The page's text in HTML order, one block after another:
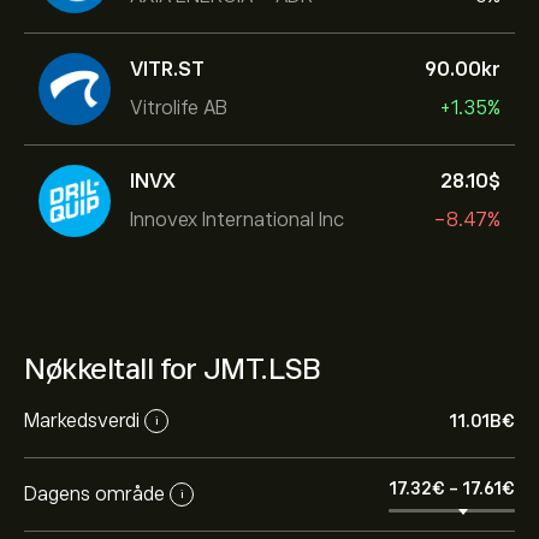
VITR.ST
Vitrolife AB
90.00‎kr‎
+1.35%
INVX
Innovex International Inc
28.10‎$‎
-8.47%
Nøkkeltall for JMT.LSB
Markedsverdi i 11.01B‎€‎
Dagens område i 17.32‎€‎ - 17.61‎€‎